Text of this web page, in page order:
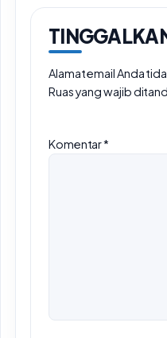
Alamat email Anda
Ruas yang wajib
Komentar*